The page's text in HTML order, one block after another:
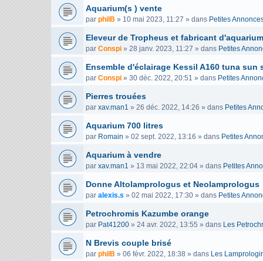
Aquarium(s ) vente
par philB » 10 mai 2023, 11:27 » dans Petites
Eleveur de Tropheus et fabricant
par Conspi » 28 janv. 2023, 11:27 » dans Petites
Ensemble d'éclairage Kessil A160 tuna sun
par Conspi » 30 déc. 2022, 20:51 » dans Petites
Pierres trouées
par xav.man1 » 26 déc. 2022, 14:26 » dans Petites
Aquarium 700 litres
par Romain » 02 sept. 2022, 13:16 » dans Petites
Aquarium à vendre
par xav.man1 » 13 mai 2022, 22:04 » dans Petites
Donne Altolamprologus et Neolamprologus
par alexis.s » 02 mai 2022, 17:30 » dans Petites
Petrochromis Kazumbe orange
par Pat41200 » 24 avr. 2022, 13:55 » dans Les
N Brevis couple brisé
par philB » 06 févr. 2022, 18:38 » dans Les